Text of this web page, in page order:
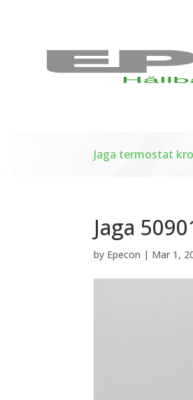
Jaga termostat
Jaga
by Epecon | Mar 1,